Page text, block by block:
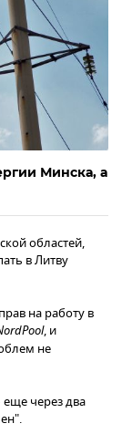
Минска, а
областей,
в Литву
на работу в
, и
не
через два